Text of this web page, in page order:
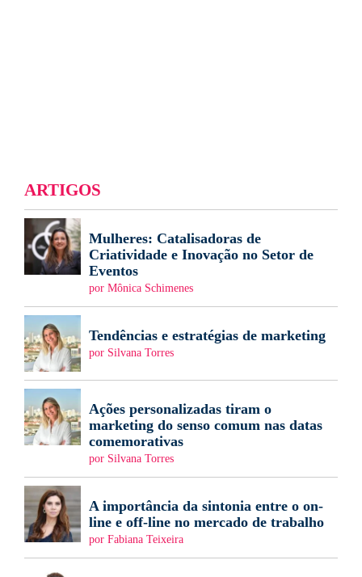
ARTIGOS
Mulheres: Catalisadoras de
Criatividade e Inovação no Setor de
Eventos
por Mônica Schimenes
Tendências e estratégias de marketing
por Silvana Torres
Ações personalizadas tiram o
marketing do senso comum nas datas
comemorativas
por Silvana Torres
A importância da sintonia entre o on-
line e off-line no mercado de trabalho
por Fabiana Teixeira